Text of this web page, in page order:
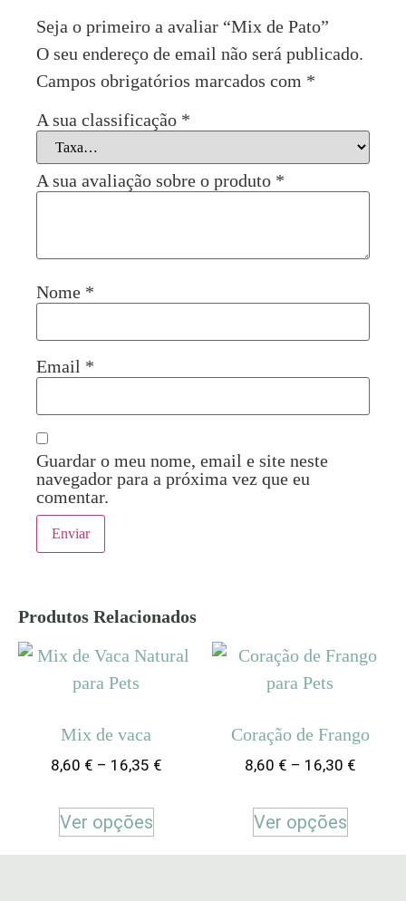
Seja o primeiro a avaliar “Mix de Pato”
O seu endereço de email não será publicado.
Campos obrigatórios marcados com *
A sua classificação *
A sua avaliação sobre o produto *
Nome *
Email *
Guardar o meu nome, email e site neste
navegador para a próxima vez que eu
comentar.
Produtos Relacionados
Mix de vaca
8,60 € – 16,35 €
Ver opções
Coração de Frango
8,60 € – 16,30 €
Ver opções